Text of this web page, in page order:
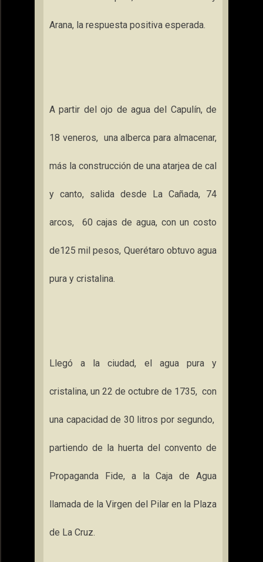
Arana, la respuesta positiva esperada.
A partir del ojo de agua del Capulín, de
18 veneros, una alberca para almacenar,
más la construcción de una atarjea de cal
y canto, salida desde La Cañada, 74
arcos, 60 cajas de agua, con un costo
de125 mil pesos, Querétaro obtuvo agua
pura y cristalina.
Llegó a la ciudad, el agua pura y
cristalina, un 22 de octubre de 1735, con
una capacidad de 30 litros por segundo,
partiendo de la huerta del convento de
Propaganda Fide, a la Caja de Agua
llamada de la Virgen del Pilar en la Plaza
de La Cruz.